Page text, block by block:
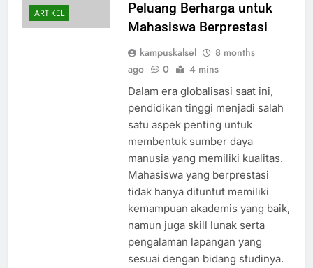
ARTIKEL
Peluang Berharga untuk
Mahasiswa Berprestasi
kampuskalsel
8 months
ago
0 4 mins
Dalam era globalisasi saat ini,
pendidikan tinggi menjadi salah
satu aspek penting untuk
membentuk sumber daya
manusia yang memiliki kualitas.
Mahasiswa yang berprestasi
tidak hanya dituntut memiliki
kemampuan akademis yang baik,
namun juga skill lunak serta
pengalaman lapangan yang
sesuai dengan bidang studinya.